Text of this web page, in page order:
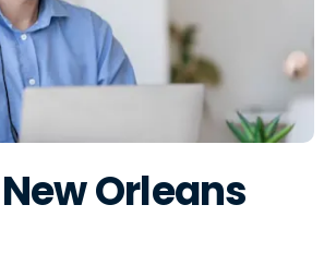
New Orleans